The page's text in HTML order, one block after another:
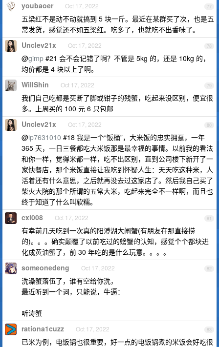
77
youbaoer Oct 17, 2022
五梁红不是动不动就搞到 5 块一斤。最近在某群买了次，也是五
常发货，感觉还不如五梁红。吃多了，也就吃不出香味了。
78
Unclev21x Oct 17, 2022
@gimp #21 会不会记错了啊？不管是 5kg 的，还是 10kg 的，
均价都是 4 块以上了啊。
79
WillShin Oct 17, 2022
我们自己吃都是买断了脚或钳子的残蟹，吃起来没区别，便宜很
多。上周买的 100 元 6 只包邮
80
Unclev21x Oct 17, 2022
@lp7631010 #18 我是一个“饭桶”，大米饭的忠实拥趸，一年
365 天，一日三餐都吃大米饭那是最幸福的事情。以前我的看法
和你一样，觉得米都一样，吃不出区别，直到公司楼下新开了一
家快餐店，那个米饭直接让我吃到怀疑人生：天天吃这种米，人
活着还有什么意思，之后就再没去过这家店了。然后我自己买了
柴火大院的那个所谓的五常大米，吃起来完全不一样啊，而且也
终于知道了什么叫软糯。
81
cxl008 Oct 17, 2022
有幸前几天吃到一次真的阳澄湖大闸蟹(有朋友在那直接捞
的)。。。确实颠覆了以前吃过的螃蟹的认知，感觉个个都块进
化成黄油蟹了，前 30 年吃的是什么玩意。。。。
82
someonedeng Oct 17, 2022
洗澡蟹落伍了，谁有空给你洗，
最近听到一个词，只能说，牛逼：
听涛蟹
83
rationa1cuzz Oct 17, 2022
已米为例，电饭锅也很重要，好一点的电饭锅煮的米饭会好吃很